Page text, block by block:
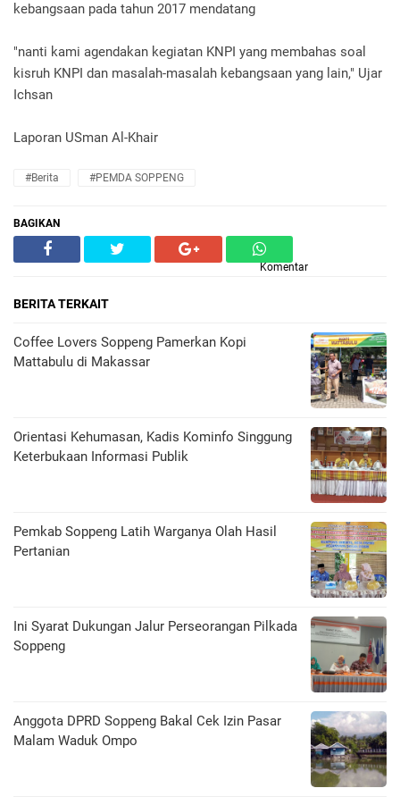
kebangsaan pada tahun 2017 mendatang
"nanti kami agendakan kegiatan KNPI yang membahas soal
kisruh KNPI dan masalah-masalah kebangsaan yang lain," Ujar
Ichsan
Laporan USman Al-Khair
#Berita #PEMDA SOPPENG
BAGIKAN
Komentar
BERITA TERKAIT
Coffee Lovers Soppeng Pamerkan Kopi
Mattabulu di Makassar
Orientasi Kehumasan, Kadis Kominfo Singgung
Keterbukaan Informasi Publik
Pemkab Soppeng Latih Warganya Olah Hasil
Pertanian
Ini Syarat Dukungan Jalur Perseorangan Pilkada
Soppeng
Anggota DPRD Soppeng Bakal Cek Izin Pasar
Malam Waduk Ompo